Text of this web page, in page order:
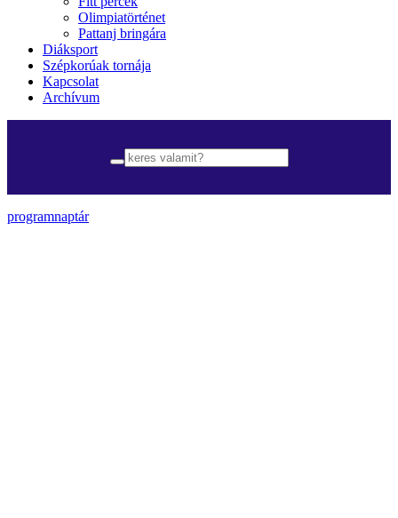
Olimpiatörténet
Pattanj bringára
Diáksport
Szépkorúak tornája
Kapcsolat
Archívum
programnaptár